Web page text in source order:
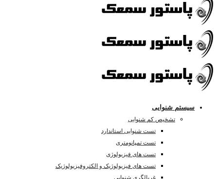
سیستم شنوایی
تشخیص کم شنوایی
تست شنوایی استاندارد
تست تمپانومتری
تست های فیزیولوژی
تست های فیزیولوژیک و الکتروفیزیولوژیک
غربالگری شنوایی